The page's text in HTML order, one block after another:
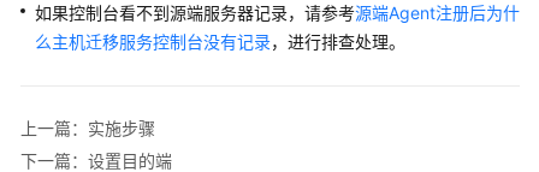
实
施
源
如果控制台看不到源端服务器记录，请参考源端Agent注册后为什
么主机迁移服务控制台没有记录，进行排查处理。
上一篇：实施步骤
下一篇：设置目的端